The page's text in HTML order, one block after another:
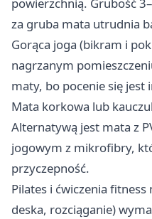
powierzchnią. Grubość
za gruba mata utrudnia
Gorąca joga (bikram i
nagrzanym
maty, bo pocenie się
Mata korkowa lub
Alternatywą jest mata z
jogowym z mikrofibry,
przyczepność.
Pilates i ćwiczenia fitness
deska, rozciąganie)